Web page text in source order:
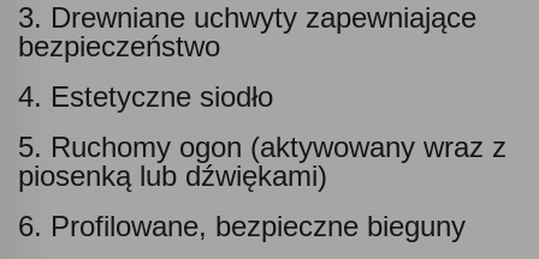
3. Drewniane uchwyty zapewniające
bezpieczeństwo
4. Estetyczne siodło
5. Ruchomy ogon (aktywowany wraz z
piosenką lub dźwiękami)
6. Profilowane, bezpieczne bieguny